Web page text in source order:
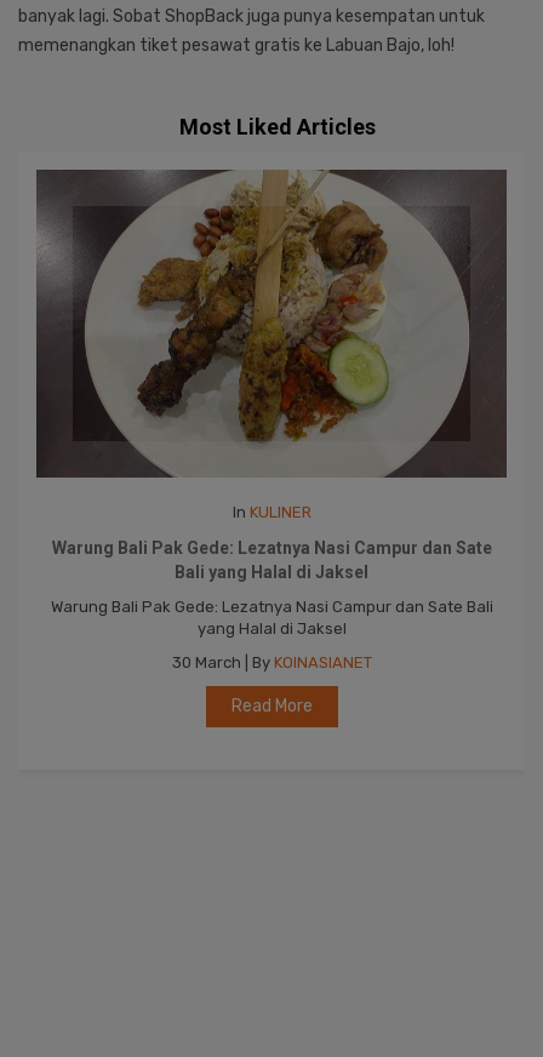
banyak lagi. Sobat ShopBack juga punya kesempatan untuk
memenangkan tiket pesawat gratis ke Labuan Bajo, loh!
Most Liked Articles
In KULINER
Warung Bali Pak Gede: Lezatnya Nasi Campur dan Sate
Bali yang Halal di Jaksel
Warung Bali Pak Gede: Lezatnya Nasi Campur dan Sate Bali
yang Halal di Jaksel
30 March | By KOINASIANET
Read More